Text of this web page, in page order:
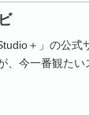
＋」の公
、今一番観た